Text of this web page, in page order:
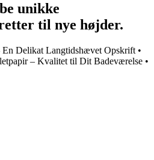
unikke
til nye højder.
Delikat Langtidshævet Opskrift •
– Kvalitet til Dit Badeværelse •